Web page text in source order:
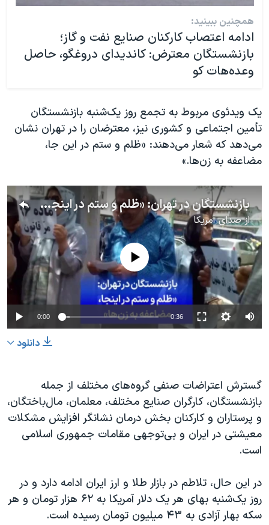
همچنین ببینید:
ادامه اعتصاب کارکنان صنایع نفت و گاز؛
بازنشستگان معترض: کاندیدای دروغگو، حاصل
وعده‌هات کو
یک ویدئوی مربوط به تجمع روز یک‌شنبه بازنشستگان
تأمین اجتماعی و کشوری نیز، معترضان را در تهران نشان
می‌دهد که شعار می‌دهند: «ظلم و ستم در این جا،
مضاعفه به زن‌ها.»
بازنشستگان در تهران: «ظلم و ستم در اینجا، مضاعفه به زن‌ها»
ازصدای آمریکا
No media source currently available
0:00 0:36
دانلود
گسترش اعتراضات صنفی گروه‌های مختلف از جمله
بازنشستگان، کارگران صنایع مختلف، معلمان، مال‌باختگان،
و پرستاران و کارکنان بخش درمان نشانگر افزایش مشکلات
معیشتی در ایران و بی‌توجهی مقامات جمهوری اسلامی
است.
در این حال، تلاطم در بازار طلا و ارز ایران ادامه دارد و در
روز یک‌شنبه بهای هر یک دلار آمریکا به ۶۲ هزار تومان و هر
سکه بهار آزادی به ۴۳ میلیون تومان رسیده است.